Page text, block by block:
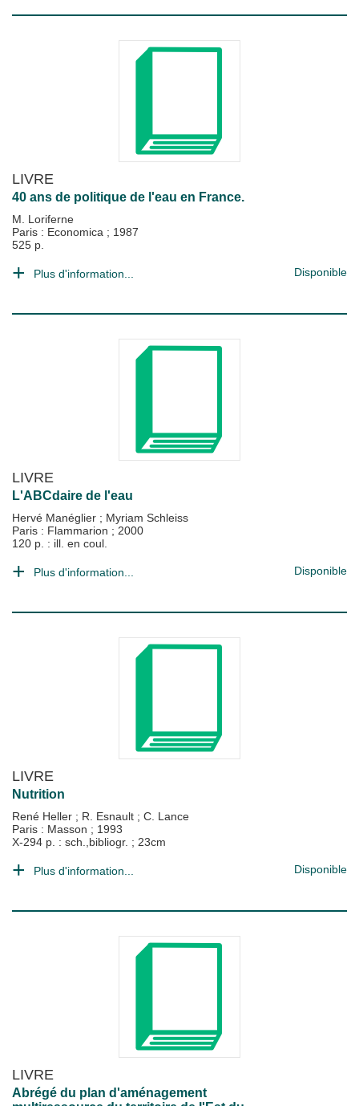
LIVRE
40 ans de politique de l'eau en France.
M. Loriferne
Paris : Economica ; 1987
525 p.
Plus d'information... Disponible
LIVRE
L'ABCdaire de l'eau
Hervé Manéglier ; Myriam Schleiss
Paris : Flammarion ; 2000
120 p. : ill. en coul.
Plus d'information... Disponible
LIVRE
Nutrition
René Heller ; R. Esnault ; C. Lance
Paris : Masson ; 1993
X-294 p. : sch.,bibliogr. ; 23cm
Plus d'information... Disponible
LIVRE
Abrégé du plan d'aménagement